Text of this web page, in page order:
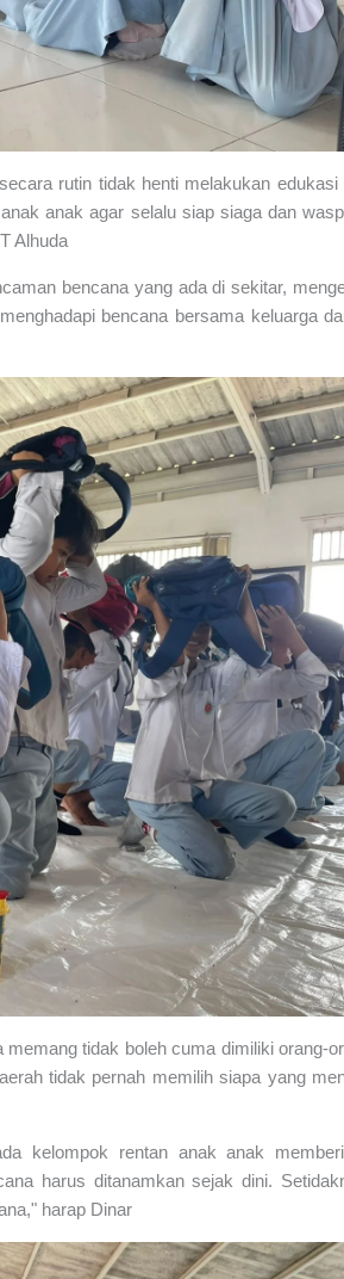
rutin tidak henti melakukan edukasi
anak agar selalu siap siaga dan
Alhuda
bencana yang ada di sekitar,
bencana bersama keluarga
tidak boleh cuma dimiliki orang-
tidak pernah memilih siapa yang
kelompok rentan anak anak
harus ditanamkan sejak dini.
harap Dinar